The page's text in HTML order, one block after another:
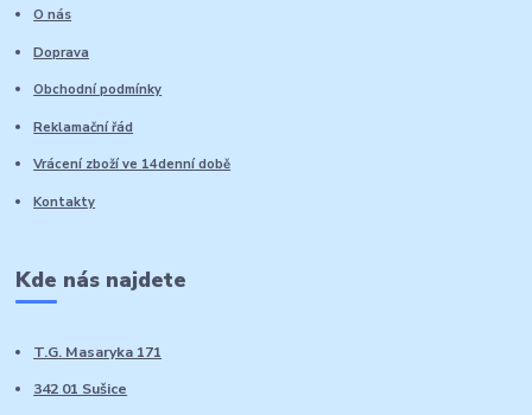
O nás
Doprava
Obchodní podmínky
Reklamační řád
Vrácení zboží ve 14denní době
Kontakty
Kde nás najdete
T.G. Masaryka 171
342 01 Sušice